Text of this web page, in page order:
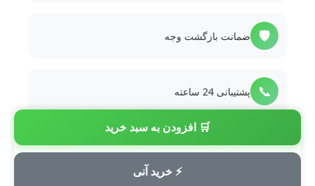
🛒 افزودن به سبد خرید
⚡ خرید آنی
🛡️ ضمانت بازگشت وجه
📞 پشتیبانی 24 ساعته
💳 پرداخت امن